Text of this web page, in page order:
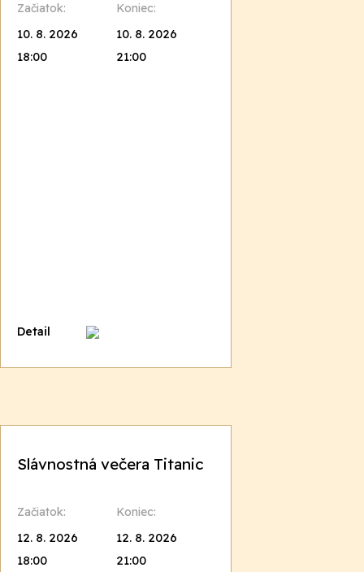
Začiatok:
10. 8. 2026
18:00
Koniec:
10. 8. 2026
21:00
Detail
Slávnostná večera Titanic
Začiatok:
12. 8. 2026
18:00
Koniec:
12. 8. 2026
21:00